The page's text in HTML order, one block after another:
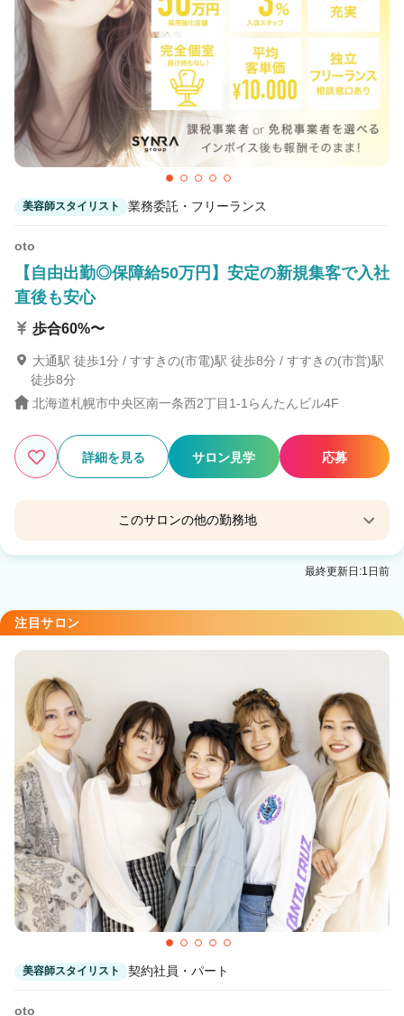
美容師スタイリスト 業務委託・フリーランス
oto
【自由出勤◎保障給50万円】安定の新規集客で入社
直後も安心
歩合60%〜
大通駅 徒歩1分 / すすきの(市電)駅 徒歩8分 / すすきの(市営)駅
徒歩8分
北海道札幌市中央区南一条西2丁目1-1らんたんビル4F
詳細を見る サロン見学 応募
このサロンの他の勤務地
Eleanor spa&treatment 札幌
最終更新日:1日前
注目サロン
美容師スタイリスト 契約社員・パート
oto